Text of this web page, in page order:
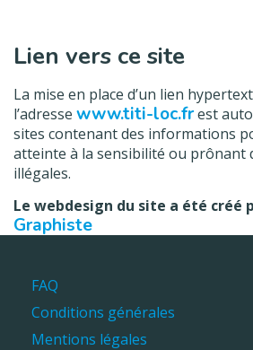
Lien vers ce site
La mise en place d’un lien
l’adresse www.titi-loc.frest
sites contenant des informations
atteinte à la sensibilité ou prônant
illégales.
Le webdesign du site a été créé
Graphiste
FAQ
Conditions générales
Mentions légales